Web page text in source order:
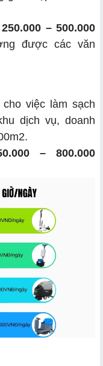
250.000 – 500.000
được các văn
việc làm sạch
dịch vụ, doanh
– 800.000